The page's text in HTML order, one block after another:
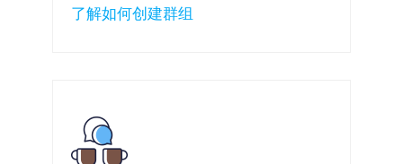
了解如何创建群组